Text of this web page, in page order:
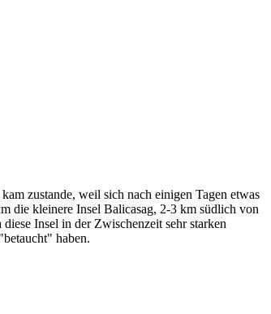
zustande, weil sich nach einigen Tagen etwas
die kleinere Insel Balicasag, 2-3 km südlich von
Insel in der Zwischenzeit sehr starken
haben.